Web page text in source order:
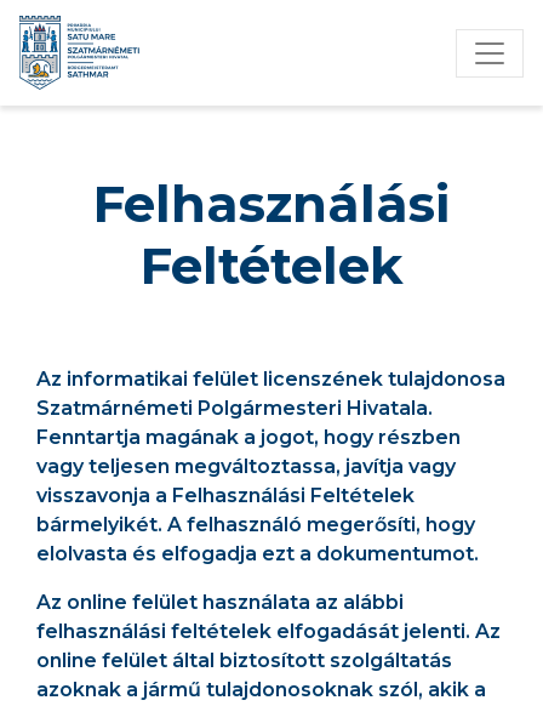
Felhasználási
Feltételek
Az informatikai felület licenszének tulajdonosa
Szatmárnémeti Polgármesteri Hivatala.
Fenntartja magának a jogot, hogy részben
vagy teljesen megváltoztassa, javítja vagy
visszavonja a Felhasználási Feltételek
bármelyikét. A felhasználó megerősíti, hogy
elolvasta és elfogadja ezt a dokumentumot.
Az online felület használata az alábbi
felhasználási feltételek elfogadását jelenti. Az
online felület által biztosított szolgáltatás
azoknak a jármű tulajdonosoknak szól, akik a